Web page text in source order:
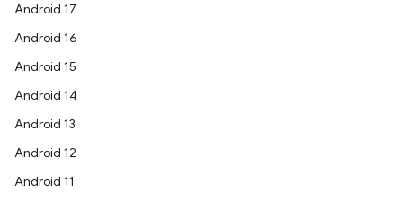
Android 17
Android 16
Android 15
Android 14
Android 13
Android 12
Android 11